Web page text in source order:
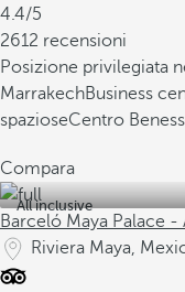
4.4/5
2612 recensioni
Posizione privilegiata
MarrakechBusiness
spazioseCentro
Compara
All inclusive
Barceló Maya Palace -
Riviera Maya,